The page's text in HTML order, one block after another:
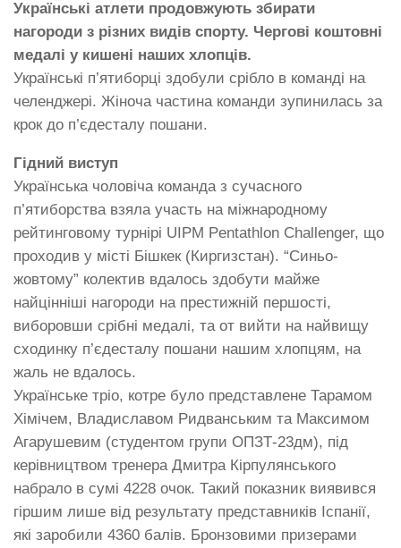
Українські атлети продовжують збирати
нагороди з різних видів спорту. Чергові коштовні
медалі у кишені наших хлопців.
Українські п’ятиборці здобули срібло в команді на
челенджері. Жіноча частина команди зупинилась за
крок до п’єдесталу пошани.
Гідний виступ
Українська чоловіча команда з сучасного
п’ятиборства взяла участь на міжнародному
рейтинговому турнірі UIPM Pentathlon Challenger, що
проходив у місті Бішкек (Киргизстан). “Синьо-
жовтому” колектив вдалось здобути майже
найцінніші нагороди на престижній першості,
виборовши срібні медалі, та от вийти на найвищу
сходинку п’єдесталу пошани нашим хлопцям, на
жаль не вдалось.
Українське тріо, котре було представлене Тарамом
Хімічем, Владиславом Ридванським та Максимом
Агарушевим (студентом групи ОПЗТ-23дм), під
керівництвом тренера Дмитра Кірпулянського
набрало в сумі 4228 очок. Такий показник виявився
гіршим лише від результату представників Іспанії,
які заробили 4360 балів. Бронзовими призерами